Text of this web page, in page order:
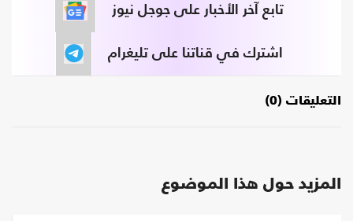
تابع آخر الأخبار على جوجل نيوز
اشترك في قناتنا على تليغرام
التعليقات (0)
المزيد حول هذا الموضوع